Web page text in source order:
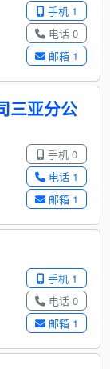
手机 1
电话 0
邮箱 1
三亚分公
手机 0
电话 1
邮箱 1
手机 1
电话 0
邮箱 1